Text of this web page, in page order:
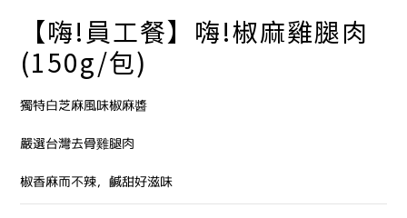
【嗨!員工餐】嗨!椒麻雞腿肉
(150g/包)
獨特白芝麻風味椒麻醬
嚴選台灣去骨雞腿肉
椒香麻而不辣，鹹甜好滋味